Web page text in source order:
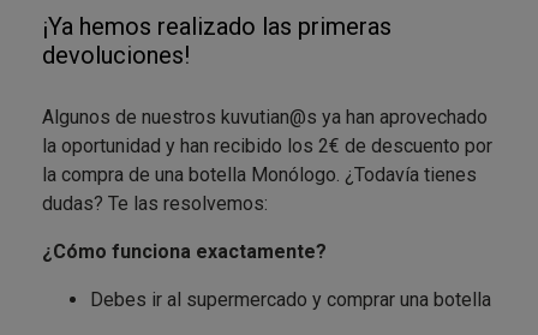
¡Ya hemos realizado las primeras
devoluciones!
Algunos de nuestros kuvutian@s ya han aprovechado
la oportunidad y han recibido los 2€ de descuento por
la compra de una botella Monólogo. ¿Todavía tienes
dudas? Te las resolvemos:
¿Cómo funciona exactamente?
Debes ir al supermercado y comprar una botella